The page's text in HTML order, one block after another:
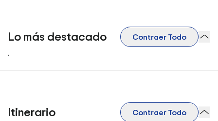
Lo más destacado
Contraer Todo
.
Itinerario Contraer Todo